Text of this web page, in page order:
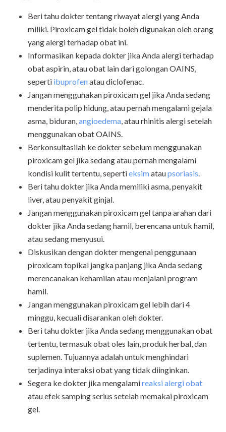
Beri tahu dokter tentang riwayat alergi yang Anda
miliki. Piroxicam gel tidak boleh digunakan oleh orang
yang alergi terhadap obat ini.
Informasikan kepada dokter jika Anda alergi terhadap
obat aspirin, atau obat lain dari golongan OAINS,
seperti ibuprofenatau diclofenac.
Jangan menggunakan piroxicam gel jika Anda sedang
menderita polip hidung, atau pernah mengalami gejala
asma, biduran, angioedema , atau rhinitis alergi setelah
menggunakan obat OAINS.
Berkonsultasilah ke dokter sebelum menggunakan
piroxicam gel jika sedang atau pernah mengalami
kondisi kulit tertentu, sepertieksimataupsoriasis
Beri tahu dokter jika Anda memiliki asma, penyakit
liver, atau penyakit ginjal.
Jangan menggunakan piroxicam gel tanpa arahan dari
dokter jika Anda sedang hamil, berencana untuk hamil,
atau sedang menyusui.
Diskusikan dengan dokter mengenai penggunaan
piroxicam topikal jangka panjang jika Anda sedang
merencanakan kehamilan atau menjalani program
hamil.
Jangan menggunakan piroxicam gel lebih dari 4
minggu, kecuali disarankan oleh dokter.
Beri tahu dokter jika Anda sedang menggunakan obat
tertentu, termasuk obat oles lain, produk herbal, dan
suplemen. Tujuannya adalah untuk menghindari
terjadinya interaksi obat yang tidak diinginkan.
Segera ke dokter jika mengalamireaksi alergi obat
atau efek samping serius setelah memakai piroxicam
gel.